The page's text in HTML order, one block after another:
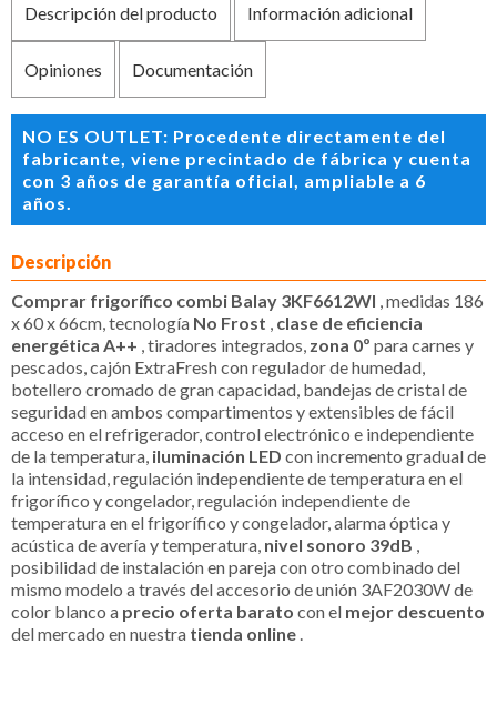
Descripción del producto Información adicional
Opiniones Documentación
NO ES OUTLET: Procedente directamente del
fabricante, viene precintado de fábrica y cuenta
con 3 años de garantía oficial, ampliable a 6
años.
Descripción
Comprar frigorífico combi Balay 3KF6612WI , medidas 186
x 60 x 66cm, tecnología No Frost clase de eficiencia
energética A++ , tiradores integrados, zona 0º para carnes y
pescados, cajón ExtraFresh con regulador de humedad,
botellero cromado de gran capacidad, bandejas de cristal de
seguridad en ambos compartimentos y extensibles de fácil
acceso en el refrigerador, control electrónico e independiente
de la temperatura, iluminación LED con incremento gradual de
la intensidad, regulación independiente de temperatura en el
frigorífico y congelador, regulación independiente de
temperatura en el frigorífico y congelador, alarma óptica y
acústica de avería y temperatura, nivel sonoro 39dB
posibilidad de instalación en pareja con otro combinado del
mismo modelo a través del accesorio de unión 3AF2030W de
color blanco a precio oferta barato con el mejor descuento
del mercado en nuestra tienda online